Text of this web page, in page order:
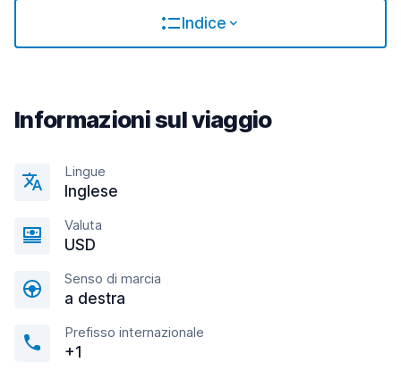
Indice
Informazioni sul viaggio
Lingue
Inglese
Valuta
USD
Senso di marcia
a destra
Prefisso internazionale
+1